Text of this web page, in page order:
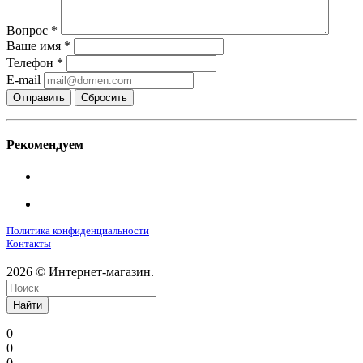
Вопрос *
Ваше имя *
Телефон *
E-mail
Сбросить
Рекомендуем
Политика конфиденциальности
Контакты
2026 © Интернет-магазин.
Найти
0
0